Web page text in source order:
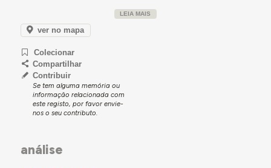
Nesse sentido, surgia a necessidade de melhorar as
condições culturais e recreativas da povoação, de
forma a potenciar um equilíbrio indispensável às
atividades laborais inerentes a esse desenvolvimento e
à presença crescente de operários - numa
necessidade reconhecida pela Delegação de
Portalegre do Instituto Nacional de Trabalho, que se
comprometeu a conferir um subsídio anual de
em 200.000$00.
LEIA MAIS
ver no mapa
Colecionar
Compartilhar
Contribuir
Se tem alguma memória ou
informação relacionada com
este registo, por favor envie-
nos o seu contributo.
análise